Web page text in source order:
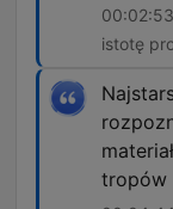
istotę
tropów